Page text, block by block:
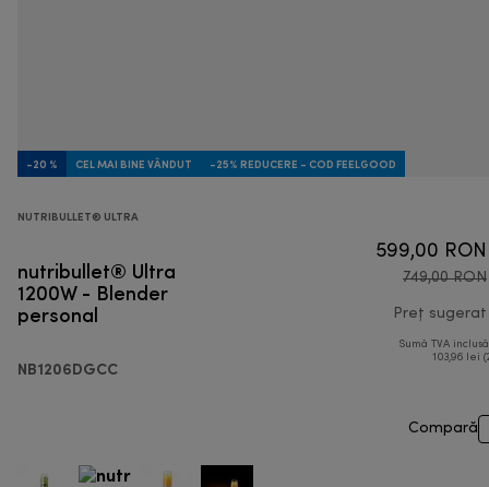
-20 % CEL MAI BINE VÂNDUT -25% REDUCERE - COD FEELGOOD
NUTRIBULLET® ULTRA
nutribullet® Ultra
1200W - Blender
personal
NB1206DGCC
599,00 RON
749,00 RON
Preț sugerat
Sumă TVA
103,96 lei
Compară